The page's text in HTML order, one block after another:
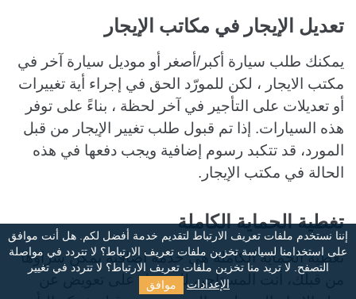
تعديل الإيجار في مكاتب الإيجار
يمكنك طلب سيارة أكبر/أصغر أو موديل سيارة آخر في
مكتب الايجار ، لكن للمورّد الحق في إجراء أية تغييرات
أو تعديلات على التأجير في آخر لحظة ، بناءً على توفر
هذه السيارات. إذا تم قبول طلب تغيير الإيجار من قبل
المورد، قد تتكبد رسوم إضافية ويجب دفعها في هذه
الحالة في مكتب الإيجار.
تغطية الحماية الكاملة
تغطية الحماية الكاملة هي خدمة إضافية يمكن شراؤها
من قبلك، أنت المستأجر، للحصول على تعويض عن
إننا نستخدم ملفات تعريف الارتباط لتقديم خدمة أفضل لكم. هل أنت موافق
على استخدامنا لسياسة تخزين ملفات تعريف الارتباط؟ لا تتردد في مواصلة
التصفح. لا تريد منا تخزين ملفات تعريف الارتباط؟ لا تتردد في تغيير
الإعدادات
موافق